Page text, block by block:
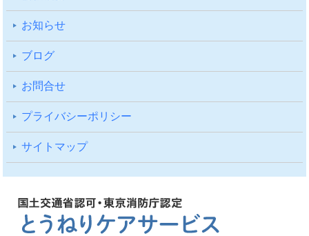
お知らせ
ブログ
お問合せ
プライバシーポリシー
サイトマップ